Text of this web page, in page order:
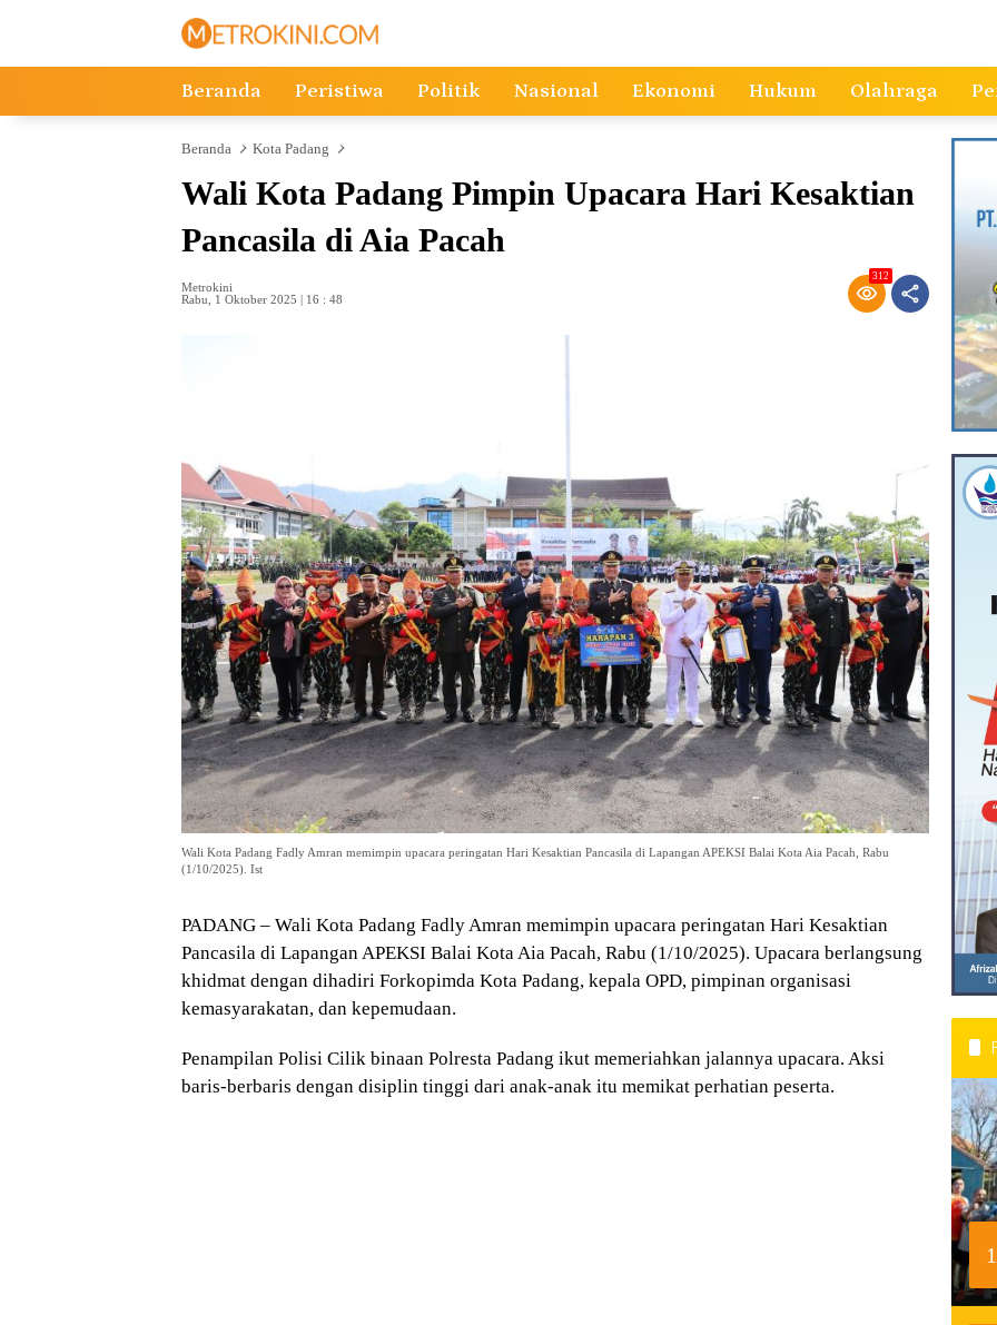
Beranda Peristiwa Politik Nasional Ekonomi Hukum Olahraga
Beranda Kota Padang
Wali Kota Padang Pimpin Upacara Hari Kesaktian
Pancasila di Aia Pacah
Metrokini
Rabu, 1 Oktober 2025 | 16 : 48
312
Wali Kota Padang Fadly Amran memimpin upacara peringatan Hari Kesaktian Pancasila di Lapangan APEKSI Balai Kota Aia Pacah, Rabu
(1/10/2025). Ist
PADANG – Wali Kota Padang Fadly Amran memimpin upacara peringatan Hari Kesaktian
Pancasila di Lapangan APEKSI Balai Kota Aia Pacah, Rabu (1/10/2025). Upacara berlangsung
khidmat dengan dihadiri Forkopimda Kota Padang, kepala OPD, pimpinan organisasi
kemasyarakatan, dan kepemudaan.
Penampilan Polisi Cilik binaan Polresta Padang ikut memeriahkan jalannya upacara. Aksi
baris-berbaris dengan disiplin tinggi dari anak-anak itu memikat perhatian peserta.
1